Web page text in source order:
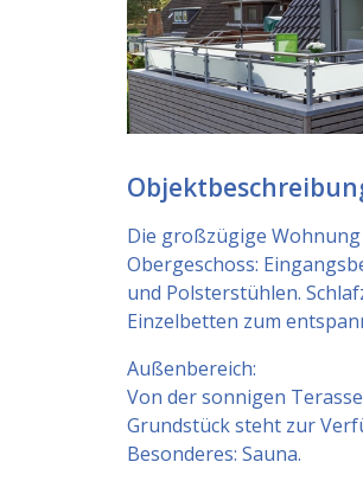
Die großzügige Wohnung
Obergeschoss:
und Polsterstühlen.
Einzelbetten zum
Außenbereich:
Von der sonnigen
Grundstück steht zur
Besonderes: Sauna.